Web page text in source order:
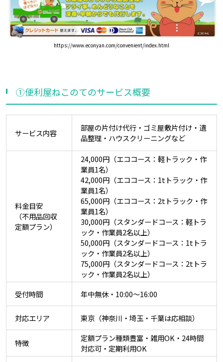
https://www.econyan.com/convenient/index.html
①便利屋ねこのてのサービス概要
サービス内容
部屋の片付け代行・ゴミ屋敷片付け・遺
品整理・ハウスクリーニングなど
料金目安
（不用品回収
定額プラン）
24,000円（エココース：軽トラック・作
業員1名）
42,000円（エココース：1tトラック・作
業員1名）
65,000円（エココース：2tトラック・作
業員1名）
30,000円（スタンダードコース：軽トラ
ック・作業員2名以上）
50,000円（スタンダードコース：1tトラ
ック・作業員2名以上）
75,000円（スタンダードコース：2tトラ
ック・作業員2名以上）
受付時間
年中無休・10:00～16:00
対応エリア 東京（神奈川・埼玉・千葉は応相談）
特徴
定額プラン種類豊富・雑用OK・24時間
対応可・定期利用OK